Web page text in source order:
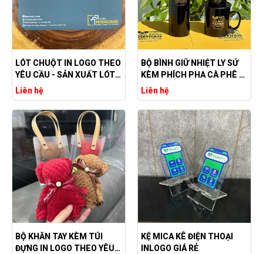
LÓT CHUỘT IN LOGO THEO
YÊU CẦU - SẢN XUẤT LÓT
CHUỘT THEO YÊU CẦU
Liên hệ
BỘ BÌNH GIỮ NHIỆT LY SỨ
KÈM PHÍCH PHA CÀ PHÊ -
IN LOGO THEO YÊU CẦU
Liên hệ
BỘ KHĂN TAY KÈM TÚI
ĐỰNG IN LOGO THEO YÊU
KỆ MICA KÊ ĐIỆN THOẠI
INLOGO GIÁ RẺ